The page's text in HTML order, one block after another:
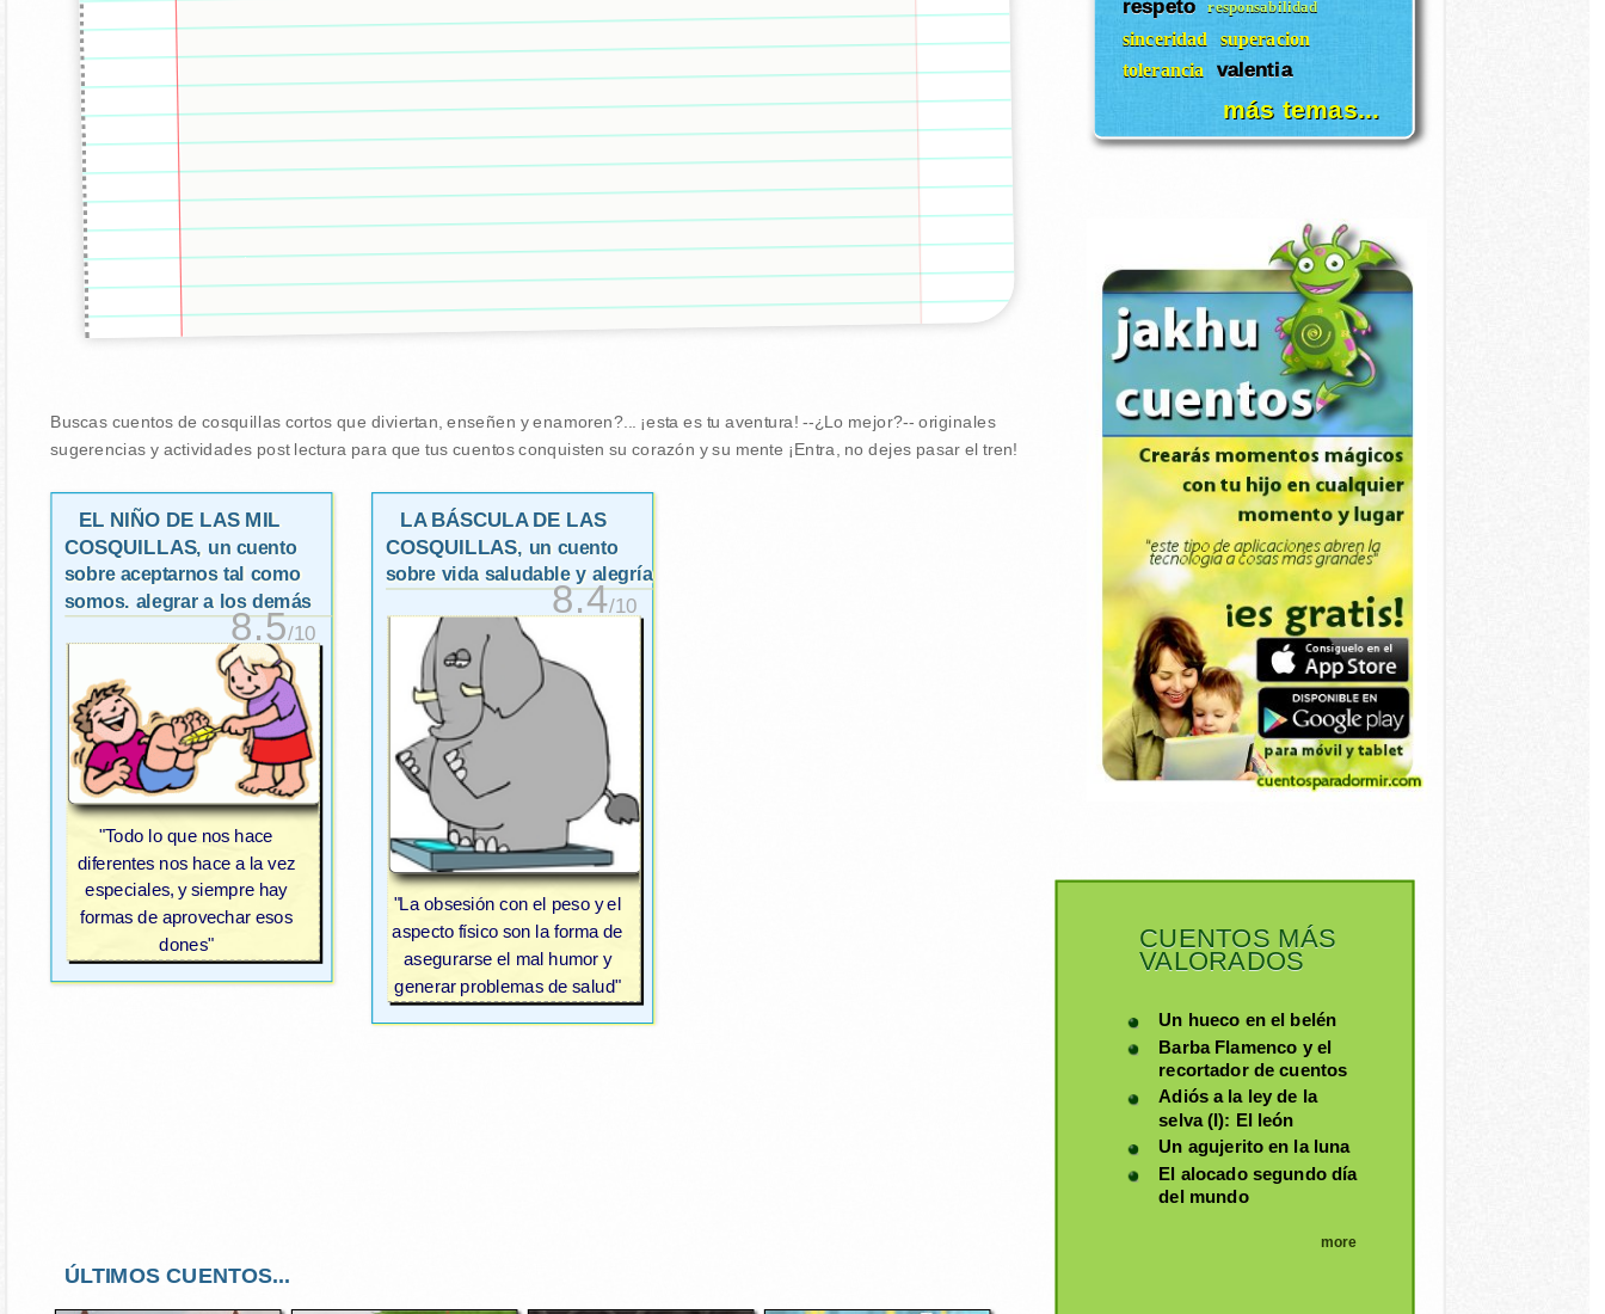
Buscas cuentos de cosquillas cortos que diviertan, enseñen y enamoren?... ¡esta es tu aventura! --¿Lo mejor?-- originales
sugerencias y actividades post lectura para que tus cuentos conquisten su corazón y su mente ¡Entra, no dejes pasar el tren!
EL NIÑO DE LAS MIL
COSQUILLAS, un cuento
sobre aceptarnos tal como
somos. alegrar a los demás
8.5/10
"Todo lo que nos hace
diferentes nos hace a la vez
especiales, y siempre hay
formas de aprovechar esos
dones"
LA BÁSCULA DE LAS
COSQUILLAS, un cuento
sobre vida saludable y alegría
8.4/10
"La obsesión con el peso y el
aspecto físico son la forma de
asegurarse el mal humor y
generar problemas de salud"
ÚLTIMOS CUENTOS...
respeto responsabilidad
sinceridad superacion
tolerancia valentia
más temas...
CUENTOS MÁS
VALORADOS
Un hueco en el belén
Barba Flamenco y el
recortador de cuentos
Adiós a la ley de la
selva (I): El león
Un agujerito en la luna
El alocado segundo día
del mundo
more